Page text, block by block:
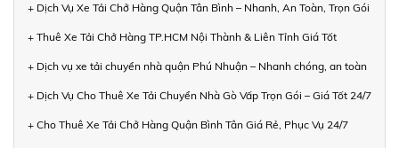
+ Dịch Vụ Xe Tải Chở Hàng Quận Tân Bình – Nhanh, An Toàn, Trọn Gói
+ Thuê Xe Tải Chở Hàng TP.HCM Nội Thành & Liên Tỉnh Giá Tốt
+ Dịch vụ xe tải chuyển nhà quận Phú Nhuận – Nhanh chóng, an toàn
+ Dịch Vụ Cho Thuê Xe Tải Chuyển Nhà Gò Vấp Trọn Gói – Giá Tốt 24/7
+ Cho Thuê Xe Tải Chở Hàng Quận Bình Tân Giá Rẻ, Phục Vụ 24/7